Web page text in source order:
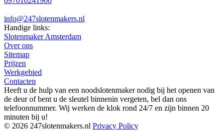
info@247slotenmakers.nl
Handige links:
Slotenmaker Amsterdam
Over ons
Sitemap
Prijzen
Werkgebied
Contacten
Heeft u de hulp van een noodslotenmaker nodig bij het openen van
de deur of bent u de sleutel binnenin vergeten, bel dan ons
telefoonnummer. Wij werken de klok rond 24/7 en zijn binnen 20
minuten bij u!
© 2026 247slotenmakers.nl Privacy Policy